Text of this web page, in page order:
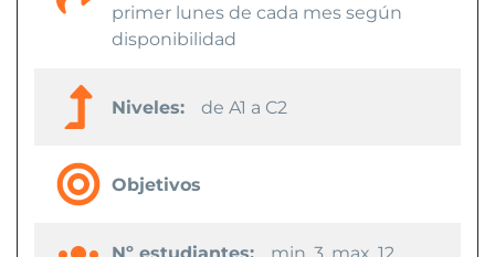
primer lunes de cada mes según
disponibilidad
Niveles: de A1 a C2
Objetivos